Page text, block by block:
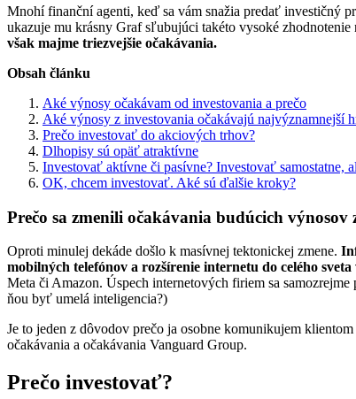
Mnohí finanční agenti, keď sa vám snažia predať investičný
ukazuje mu krásny Graf sľubujúci takéto vysoké zhodnotenie
však majme triezvejšie očakávania.
Obsah článku
Aké výnosy očakávam od investovania a prečo
Aké výnosy z investovania očakávajú najvýznamnejší
Prečo investovať do akciových trhov?
Dlhopisy sú opäť atraktívne
Investovať aktívne či pasívne? Investovať
OK, chcem investovať. Aké sú ďalšie kroky?
Prečo sa zmenili očakávania budúcich výnosov
Oproti minulej dekáde došlo k masívnej tektonickej zmene.
mobilných telefónov a rozšírenie internetu do celého
Meta či Amazon. Úspech internetových firiem sa
ňou byť umelá inteligencia?)
Je to jeden z dôvodov prečo ja osobne komunikujem
očakávania a očakávania Vanguard Group.
Prečo investovať?